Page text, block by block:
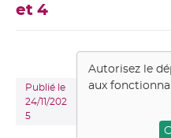
et 4
Publié le
24/11/202
5
Autorisez le
aux